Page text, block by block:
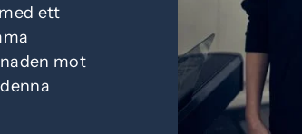
ett
mot